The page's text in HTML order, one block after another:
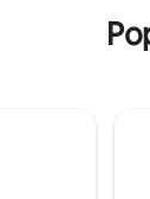
kvalitetslinne. 1